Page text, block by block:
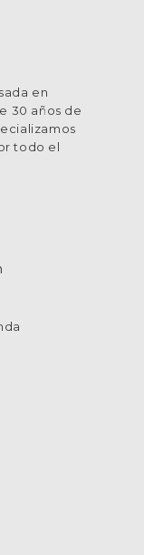
en
30 años de
todo el